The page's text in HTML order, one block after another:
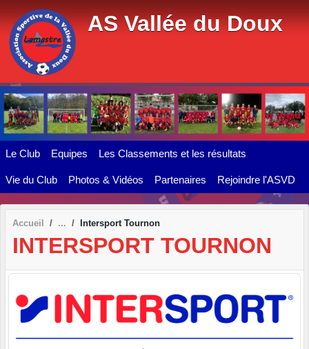
AS Vallée du Doux
Le Club Equipes Les Classements et les résultats
Vie du Club Photos & Vidéos Partenaires Rejoindre l'ASVD
Accueil Intersport Tournon
INTERSPORT TOURNON
Panneau de gestion des cookies